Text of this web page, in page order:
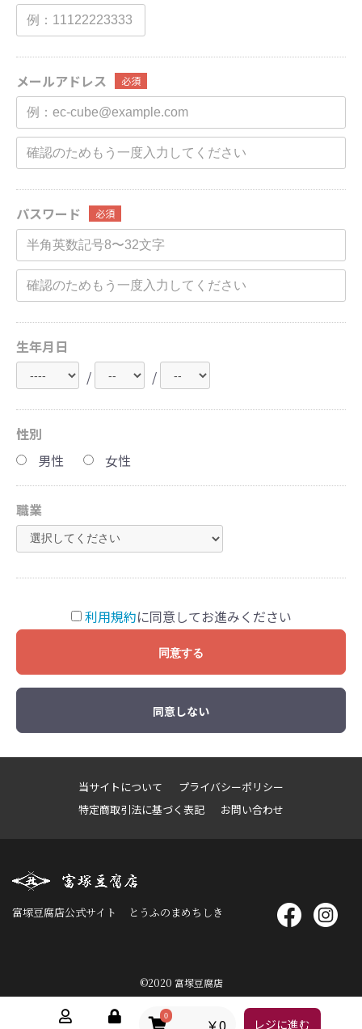
0 ￥0 レジに進む
メールアドレス 必須
パスワード 必須
生年月日
/
/
性別
男性
女性
職業
利用規約に同意してお進みください
同意する
同意しない
当サイトについて
プライバシーポリシー
特定商取引法に基づく表記
お問い合わせ
富塚豆腐店公式サイト とうふのまめちしき
©2020 富塚豆腐店